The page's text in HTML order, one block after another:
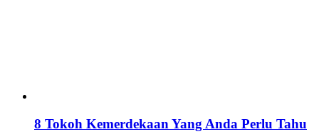
8 Tokoh Kemerdekaan Yang Anda Perlu Tahu